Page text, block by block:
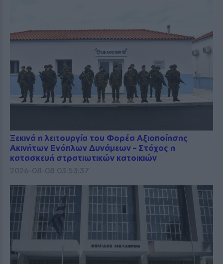
Ξεκινά η λειτουργία του Φορέα Αξιοποίησης
Ακινήτων Ενόπλων Δυνάμεων – Στόχος η
κατασκευή στρατιωτικών κατοικιών
2026-08-08 03:53:37